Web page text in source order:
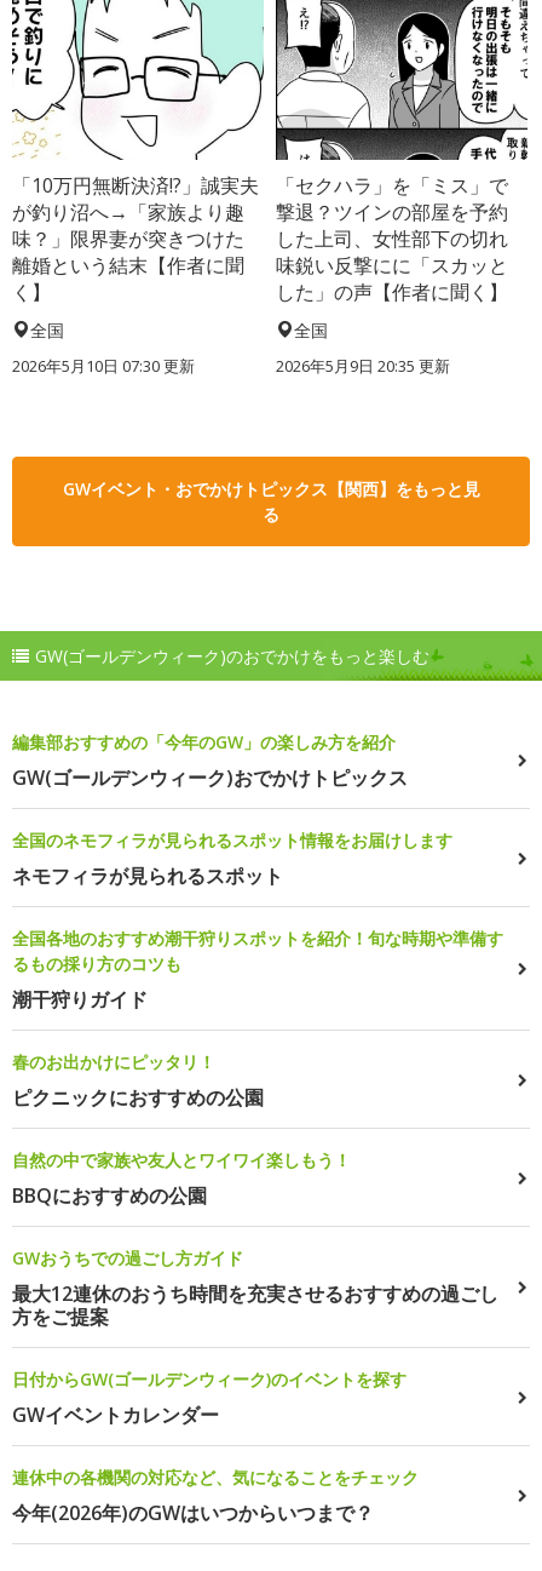
「10万円無断決済!?」誠実夫
が釣り沼へ→「家族より趣
味？」限界妻が突きつけた
離婚という結末【作者に聞
く】
全国
2026年5月10日 07:30 更新
「セクハラ」を「ミス」で
撃退？ツインの部屋を予約
した上司、女性部下の切れ
味鋭い反撃にに「スカッと
した」の声【作者に聞く】
全国
2026年5月9日 20:35 更新
GWイベント・おでかけトピックス【関西】をもっと見
る
GW(ゴールデンウィーク)のおでかけをもっと楽しむ
編集部おすすめの「今年のGW」の楽しみ方を紹介
GW(ゴールデンウィーク)おでかけトピックス
全国のネモフィラが見られるスポット情報をお届けします
ネモフィラが見られるスポット
全国各地のおすすめ潮干狩りスポットを紹介！旬な時期や準備す
るもの採り方のコツも
潮干狩りガイド
春のお出かけにピッタリ！
ピクニックにおすすめの公園
自然の中で家族や友人とワイワイ楽しもう！
BBQにおすすめの公園
GWおうちでの過ごし方ガイド
最大12連休のおうち時間を充実させるおすすめの過ごし
方をご提案
日付からGW(ゴールデンウィーク)のイベントを探す
GWイベントカレンダー
連休中の各機関の対応など、気になることをチェック
今年(2026年)のGWはいつからいつまで？